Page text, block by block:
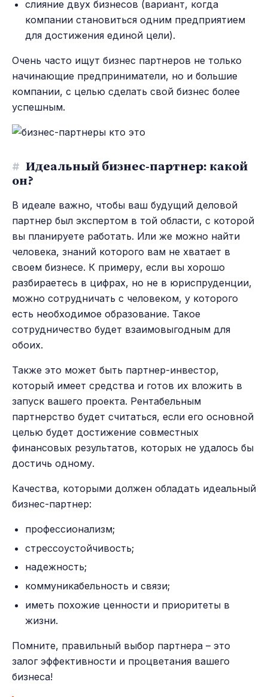
слияние двух бизнесов (вариант, когда
компании становиться одним предприятием
для достижения единой цели).
Очень часто ищут бизнес партнеров не только
начинающие предприниматели, но и большие
компании, с целью сделать свой бизнес более
успешным.
# Идеальный бизнес-партнер: какой
он?
В идеале важно, чтобы ваш будущий деловой
партнер был экспертом в той области, с которой
вы планируете работать. Или же можно найти
человека, знаний которого вам не хватает в
своем бизнесе. К примеру, если вы хорошо
разбираетесь в цифрах, но не в юриспруденции,
можно сотрудничать с человеком, у которого
есть необходимое образование. Такое
сотрудничество будет взаимовыгодным для
обоих.
Также это может быть партнер-инвестор,
который имеет средства и готов их вложить в
запуск вашего проекта. Рентабельным
партнерство будет считаться, если его основной
целью будет достижение совместных
финансовых результатов, которых не удалось бы
достичь одному.
Качества, которыми должен обладать идеальный
бизнес-партнер:
профессионализм;
стрессоустойчивость;
надежность;
коммуникабельность и связи;
иметь похожие ценности и приоритеты в
жизни.
Помните, правильный выбор партнера – это
залог эффективности и процветания вашего
бизнеса!